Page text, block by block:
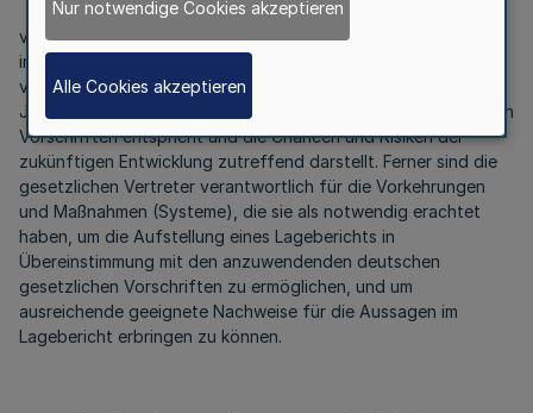
Außerdem sind die gesetzlichen Vertreter
verantwortlich für die Aufstellung des Lageberichts, der
insgesamt ein zutreffendes Bild von der Lage der gpaNRW
vermittelt sowie in allen wesentlichen Belangen mit dem
Jahresabschluss in Einklang steht, den deutschen gesetzlichen
Vorschriften entspricht und die Chancen und Risiken der
zukünftigen Entwicklung zutreffend darstellt. Ferner sind die
gesetzlichen Vertreter verantwortlich für die Vorkehrungen
und Maßnahmen (Systeme), die sie als notwendig erachtet
haben, um die Aufstellung eines Lageberichts in
Übereinstimmung mit den anzuwendenden deutschen
gesetzlichen Vorschriften zu ermöglichen, und um
ausreichende geeignete Nachweise für die Aussagen im
Lagebericht erbringen zu können.
Nur notwendige Cookies akzeptieren
Alle Cookies akzeptieren